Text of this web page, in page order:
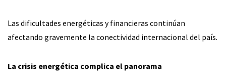
Las dificultades energéticas y financieras continúan
afectando gravemente la conectividad internacional del país.
La crisis energética complica el panorama